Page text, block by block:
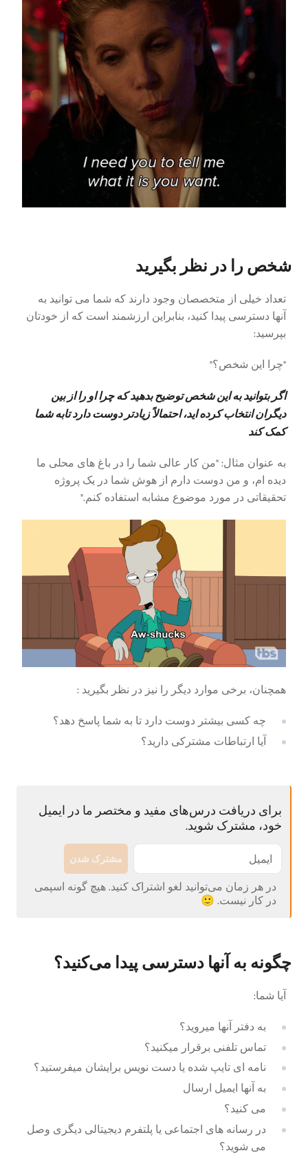
شخص را در نظر بگیرید
تعداد خیلی از متخصصان وجود دارند که شما می توانید به
آنها دسترسی پیدا کنید، بنابراین ارزشمند است که از خودتان
بپرسید:
"چرا این شخص؟"
اگر بتوانید به این شخص توضیح بدهید که چرا او را از بین
دیگران انتخاب کرده اید، احتمالاً زیادتر دوست دارد تابه شما
کمک کند
به عنوان مثال: "من کار عالی شما را در باغ های محلی ما
دیده ام، و من دوست دارم از هوش شما در یک پروژه
تحقیقاتی در مورد موضوع مشابه استفاده کنم."
همچنان، برخی موارد دیگر را نیز در نظر بگیرید :
چه کسی بیشتر دوست دارد تا به شما پاسخ دهد؟
آیا ارتباطات مشترکی دارید؟
برای دریافت درس‌های مفید و مختصر ما در ایمیل
خود، مشترک شوید.
مشترک شدن
در هر زمان می‌توانید لغو اشتراک کنید. هیچ گونه اسپمی
در کار نیست. 🙂
چگونه به آنها دسترسی پیدا می‌کنید؟
آیا شما:
به دفتر آنها میروید؟
تماس تلفنی برقرار میکنید؟
نامه ای تایپ شده یا دست نویس برایشان میفرستید؟
به آنها ایمیل ارسال
می کنید؟
در رسانه های اجتماعی یا پلتفرم دیجیتالی دیگری وصل
می شوید؟